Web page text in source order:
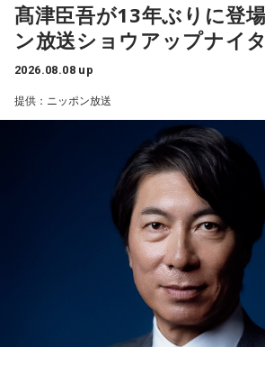
髙津臣吾が13年ぶりに登
ン放送ショウアップナイタ
2026.08.08 up
提供：ニッポン放送